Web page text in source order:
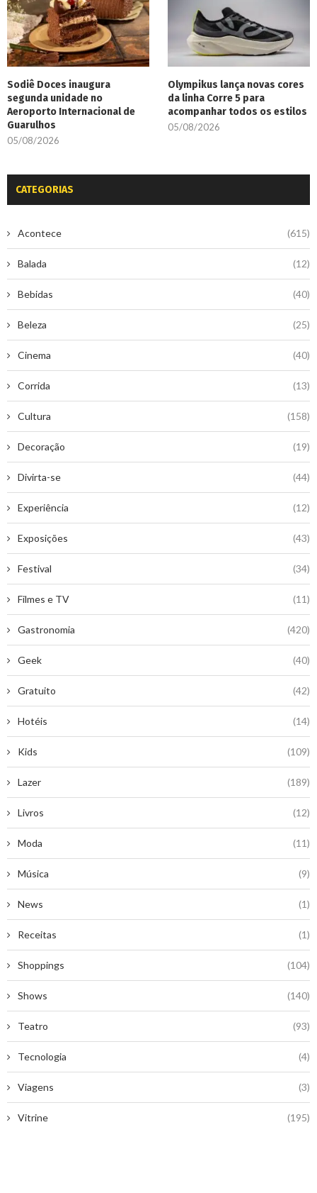
Sodiê Doces inaugura
segunda unidade no
Aeroporto Internacional de
Guarulhos
05/08/2026
Olympikus lança novas cores
da linha Corre 5 para
acompanhar todos os estilos
05/08/2026
CATEGORIAS
Acontece (615)
Balada (12)
Bebidas (40)
Beleza (25)
Cinema (40)
Corrida (13)
Cultura (158)
Decoração (19)
Divirta-se (44)
Experiência (12)
Exposições (43)
Festival (34)
Filmes e TV (11)
Gastronomia (420)
Geek (40)
Gratuito (42)
Hotéis (14)
Kids (109)
Lazer (189)
Livros (12)
Moda (11)
Música (9)
News (1)
Receitas (1)
Shoppings (104)
Shows (140)
Teatro (93)
Tecnologia (4)
Viagens (3)
Vitrine (195)